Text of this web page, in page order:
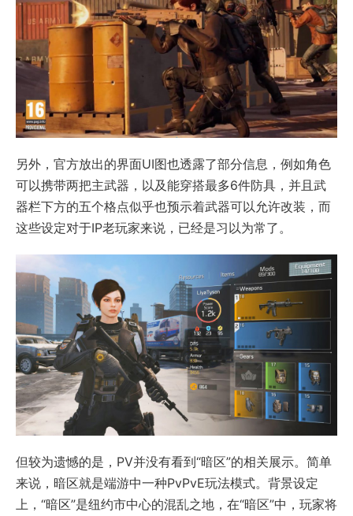
另外，官方放出的界面UI图也透露了部分信息，例如角色
可以携带两把主武器，以及能穿搭最多6件防具，并且武
器栏下方的五个格点似乎也预示着武器可以允许改装，而
这些设定对于IP老玩家来说，已经是习以为常了。
但较为遗憾的是，PV并没有看到“暗区”的相关展示。简单
来说，暗区就是端游中一种PvPvE玩法模式。背景设定
上，“暗区”是纽约市中心的混乱之地，在“暗区”中，玩家将